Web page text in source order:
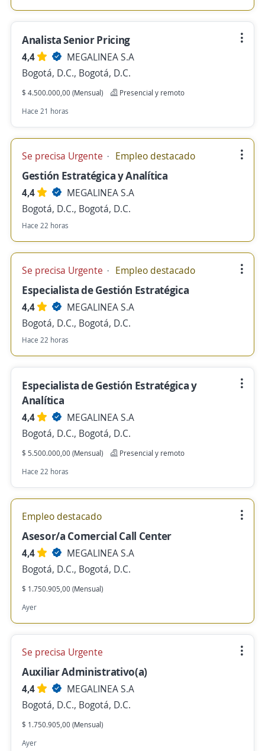
Analista Senior Pricing
4,4
MEGALINEA S.A
Bogotá, D.C., Bogotá, D.C.
$ 4.500.000,00 (Mensual)
Presencial y remoto
Hace 21 horas
Se precisa Urgente Empleo destacado
Gestión Estratégica y Analítica
4,4
MEGALINEA S.A
Bogotá, D.C., Bogotá, D.C.
Hace 22 horas
Se precisa Urgente Empleo destacado
Especialista de Gestión Estratégica
4,4
MEGALINEA S.A
Bogotá, D.C., Bogotá, D.C.
Hace 22 horas
Especialista de Gestión Estratégica y
Analítica
4,4
MEGALINEA S.A
Bogotá, D.C., Bogotá, D.C.
$ 5.500.000,00 (Mensual)
Presencial y remoto
Hace 22 horas
Empleo destacado
Asesor/a Comercial Call Center
4,4
MEGALINEA S.A
Bogotá, D.C., Bogotá, D.C.
$ 1.750.905,00 (Mensual)
Ayer
Se precisa Urgente
Auxiliar Administrativo(a)
4,4
MEGALINEA S.A
Bogotá, D.C., Bogotá, D.C.
$ 1.750.905,00 (Mensual)
Ayer